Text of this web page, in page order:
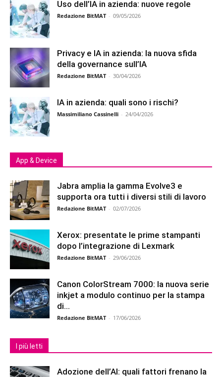
Uso dell’IA in azienda: nuove regole
Redazione BitMAT - 09/05/2026
Privacy e IA in azienda: la nuova sfida
della governance sull’IA
Redazione BitMAT - 30/04/2026
IA in azienda: quali sono i rischi?
Massimiliano Cassinelli - 24/04/2026
App & Device
Jabra amplia la gamma Evolve3 e
supporta ora tutti i diversi stili di lavoro
Redazione BitMAT - 02/07/2026
Xerox: presentate le prime stampanti
dopo l’integrazione di Lexmark
Redazione BitMAT - 29/06/2026
Canon ColorStream 7000: la nuova serie
inkjet a modulo continuo per la stampa
di...
Redazione BitMAT - 17/06/2026
I più letti
Adozione dell’AI: quali fattori frenano la